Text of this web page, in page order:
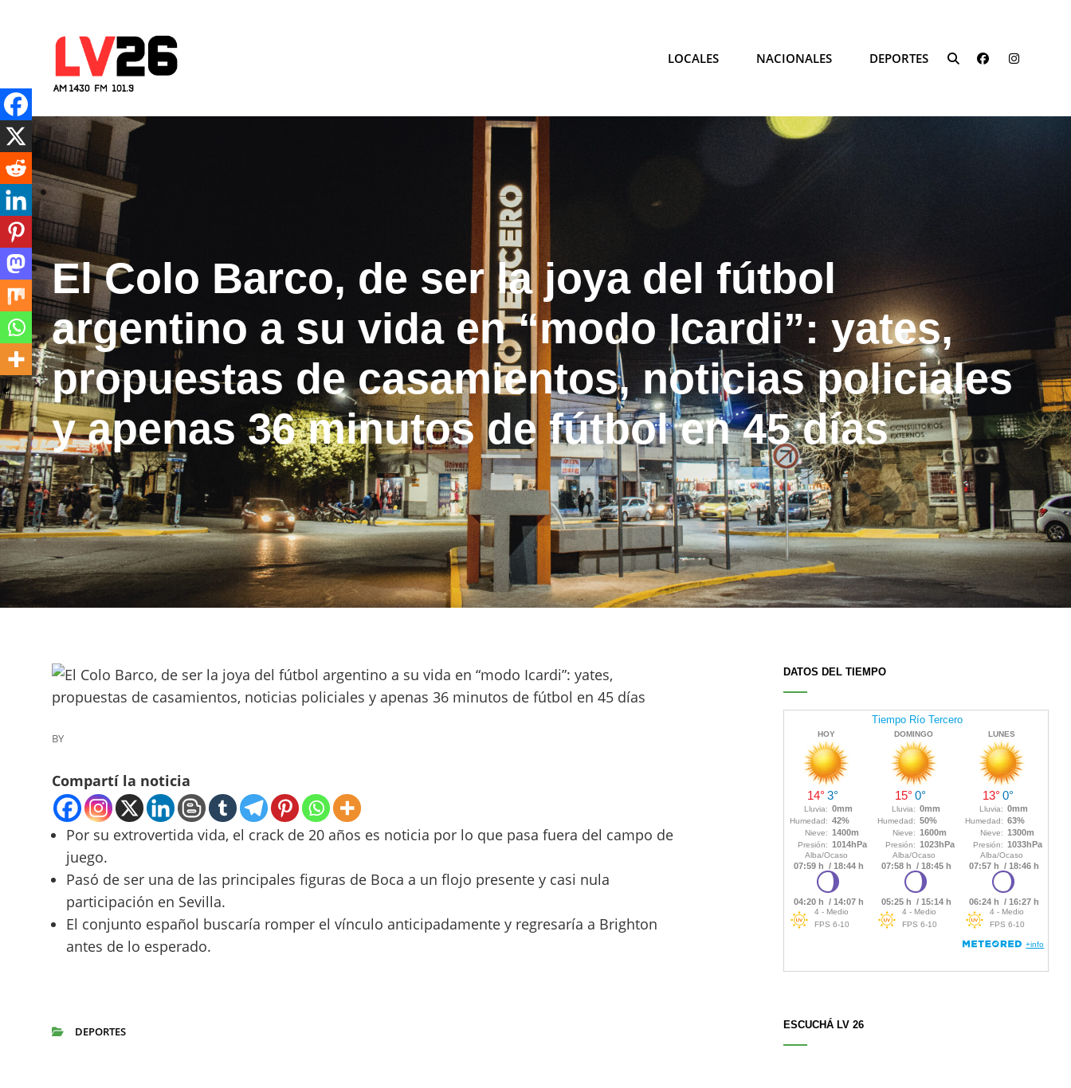
LOCALES NACIONALES DEPORTES SEARCHFACEBOOK
El Colo Barco, de ser la joya del fútbol
argentino a su vida en “modo Icardi”: yates,
propuestas de casamientos, noticias policiales
y apenas 36 minutos de fútbol en 45 días
BY
Compartí la noticia
Por su extrovertida vida, el crack de 20 años es noticia por lo que pasa fuera del campo de
juego.
Pasó de ser una de las principales figuras de Boca a un flojo presente y casi nula
participación en Sevilla.
El conjunto español buscaría romper el vínculo anticipadamente y regresaría a Brighton
antes de lo esperado.
DEPORTES
DATOS DEL TIEMPO
ESCUCHÁ LV 26